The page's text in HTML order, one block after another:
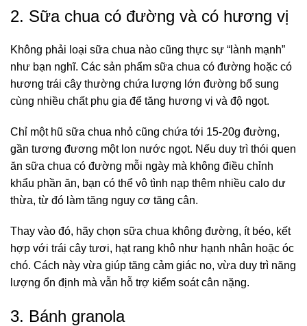
2. Sữa chua có đường và có hương vị
Không phải loại sữa chua nào cũng thực sự “lành mạnh”
như bạn nghĩ. Các sản phẩm sữa chua có đường hoặc có
hương trái cây thường chứa lượng lớn đường bổ sung
cùng nhiều chất phụ gia để tăng hương vị và độ ngọt.
Chỉ một hũ sữa chua nhỏ cũng chứa tới 15-20g đường,
gần tương đương một lon nước ngọt. Nếu duy trì thói quen
ăn sữa chua có đường mỗi ngày mà không điều chỉnh
khẩu phần ăn, bạn có thể vô tình nạp thêm nhiều calo dư
thừa, từ đó làm tăng nguy cơ tăng cân.
Thay vào đó, hãy chọn sữa chua không đường, ít béo, kết
hợp với trái cây tươi, hạt rang khô như hạnh nhân hoặc óc
chó. Cách này vừa giúp tăng cảm giác no, vừa duy trì năng
lượng ổn định mà vẫn hỗ trợ kiểm soát cân nặng.
3. Bánh granola